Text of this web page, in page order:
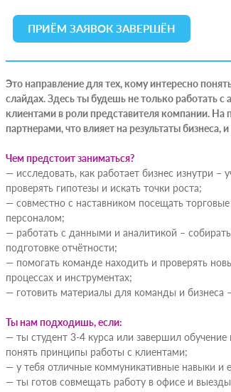
ПРИЁМ ЗАЯВОК ЗАВЕРШЁН
Это направление для тех, кому интересно
слайдах. Здесь ты будешь не только работать
клиентами в роли представителя компании. На
партнерами, что влияет на результаты
Чем предстоит заниматься?
— исследовать, как работает бизнес изнутри –
проверять гипотезы и искать точки роста;
— совместно с наставником посещать
персоналом;
— работать с данными и аналитикой –
подготовке отчётности;
— помогать команде находить и проверять
процессах и инструментах;
— готовить материалы для команды и бизнеса
Ты нам подходишь, если:
— ты студент 3-4 курса или завершил
понять принципы работы с клиентами;
— у тебя отличные коммуникативные навыки и
— ты готов совмещать работу в офисе и